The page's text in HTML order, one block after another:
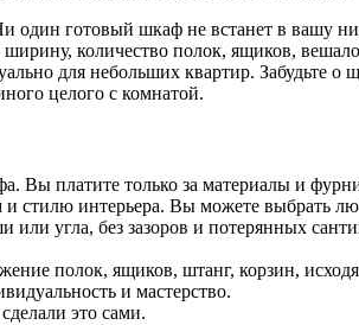
готовый шкаф не встанет в вашу
количество полок, ящиков,
для небольших квартир. Забудьте
целого с комнатой.
Вы платите только за материалы и
стилю интерьера. Вы можете выбрать
или угла, без зазоров и потерянных
полок, ящиков, штанг, корзин,
и мастерство.
это сами.